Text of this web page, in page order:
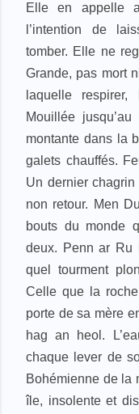
Elle en appelle
l’intention de
tomber. Elle ne
Grande, pas mort
laquelle
Mouillée
montante dans la
galets chauffés.
Un dernier
non retour. Men
bouts du monde
deux. Penn ar Ru
quel tourment
Celle que la
porte de sa mère
hag an heol.
chaque lever de
Bohémienne de la
île, insolente et